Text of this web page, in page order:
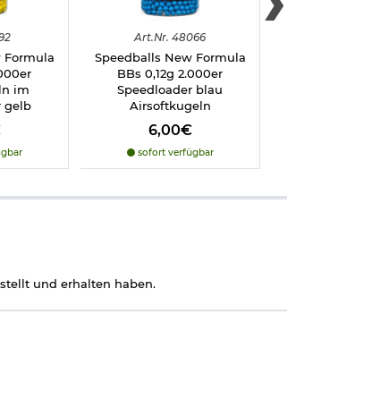
für
Formula
im
gelb
Art.Nr. 48066
Speedballs New Formula
BBs 0,12g 2.000er
Speedloader blau
Airsoftkugeln
6,00€
sofort verfügbar
und erhalten haben.